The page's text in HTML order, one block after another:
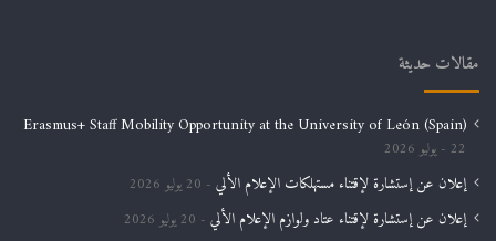
مقالات حديثة
Erasmus+ Staff Mobility Opportunity at the University of León (Spain)
22 يوليو 2026
إعلان عن إستشارة لإقتناء مستهلكات الإعلام الألي 20 يوليو 2026
إعلان عن إستشارة لإقتناء عتاد ولوازم الإعلام الألي 20 يوليو 2026